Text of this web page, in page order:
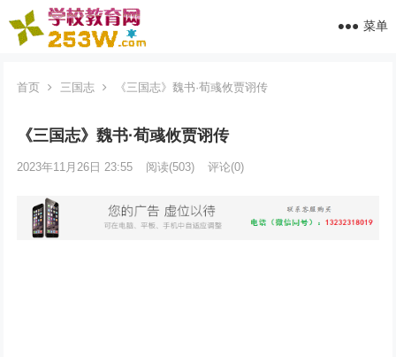
菜单
首页 三国志 《三国志》魏书·荀彧攸贾诩传
《三国志》魏书·荀彧攸贾诩传
2023年11月26日 23:55 阅读(503) 评论(0)